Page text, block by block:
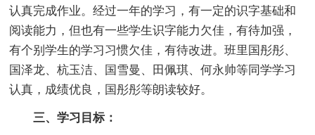
认真完成作业。经过一年的学习，有一定的识字基础和
阅读能力，但也有一些学生识字能力欠佳，有待加强，
有个别学生的学习习惯欠佳，有待改进。班里国彤彤、
国泽龙、杭玉洁、国雪曼、田佩琪、何永帅等同学学习
认真，成绩优良，国彤彤等朗读较好。
三、学习目标：